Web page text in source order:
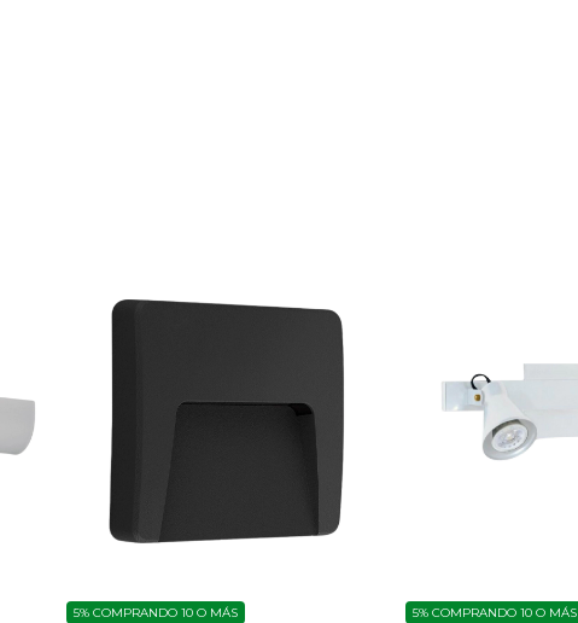
5% COMPRANDO 10 O MÁS 5% COMPRANDO 10 O MÁS